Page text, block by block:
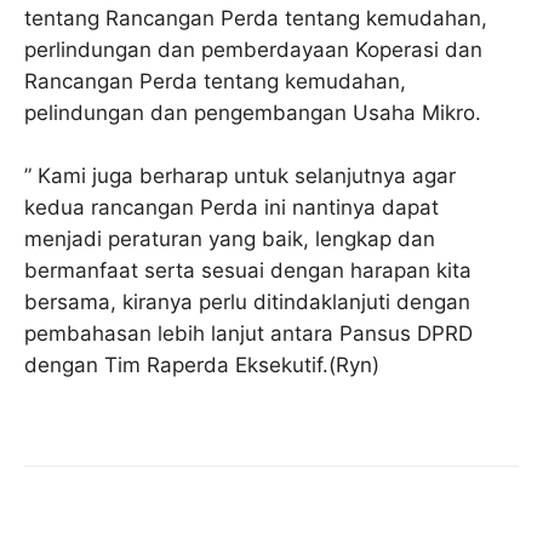
tentang Rancangan Perda tentang kemudahan,
perlindungan dan pemberdayaan Koperasi dan
Rancangan Perda tentang kemudahan,
pelindungan dan pengembangan Usaha Mikro.
” Kami juga berharap untuk selanjutnya agar
kedua rancangan Perda ini nantinya dapat
menjadi peraturan yang baik, lengkap dan
bermanfaat serta sesuai dengan harapan kita
bersama, kiranya perlu ditindaklanjuti dengan
pembahasan lebih lanjut antara Pansus DPRD
dengan Tim Raperda Eksekutif.(Ryn)